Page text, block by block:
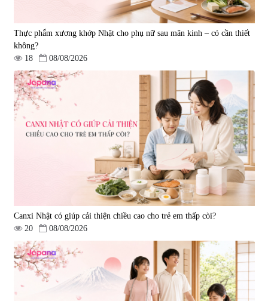
Thực phẩm xương khớp Nhật cho phụ nữ sau mãn kinh – có cần thiết
không?
18
08/08/2026
Canxi Nhật có giúp cải thiện chiều cao cho trẻ em thấp còi?
20
08/08/2026